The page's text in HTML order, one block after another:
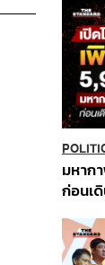
มหาก
ก่อนเ